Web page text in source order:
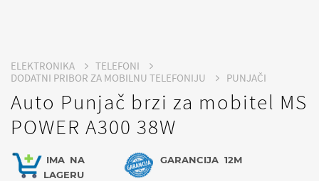
ELEKTRONIKA
TELEFONI
DODATNI PRIBOR ZA MOBILNU TELEFONIJU
PUNJAČI
Auto Punjač brzi za mobitel MS
POWER A300 38W
IMA NA
LAGERU
GARANCIJA 12M